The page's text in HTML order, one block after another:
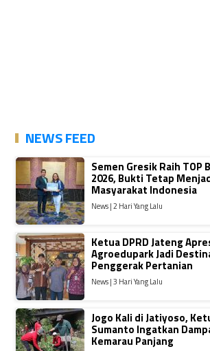
NEWS FEED
Semen Gresik Raih TOP
2026, Bukti Tetap
Masyarakat Indonesia
News | 2 Hari Yang Lalu
Ketua DPRD Jateng
Agroedupark Jadi
Penggerak Pertanian
News | 3 Hari Yang Lalu
Jogo Kali di Jatiyoso,
Sumanto Ingatkan
Kemarau Panjang